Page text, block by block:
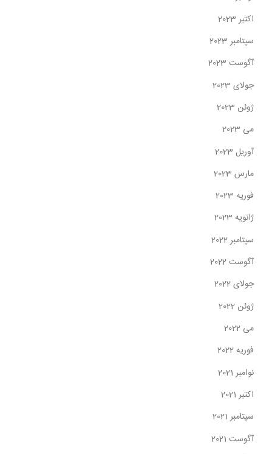
اکتبر 2023
سپتامبر 2023
آگوست 2023
جولای 2023
ژوئن 2023
می 2023
آوریل 2023
مارس 2023
فوریه 2023
ژانویه 2023
سپتامبر 2022
آگوست 2022
جولای 2022
ژوئن 2022
می 2022
فوریه 2022
نوامبر 2021
اکتبر 2021
سپتامبر 2021
آگوست 2021